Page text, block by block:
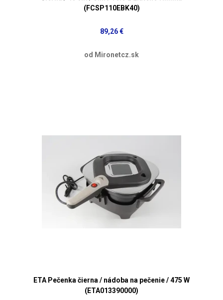
(FCSP110EBK40)
89,26 €
od Mironetcz.sk
ETA Pečenka čierna / nádoba na pečenie / 475 W
(ETA013390000)